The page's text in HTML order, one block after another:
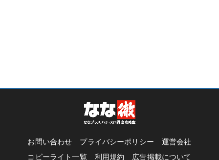
お問い合わせ プライバシーポリシー
運営会社
コピーライト一覧
利用規約 広告掲載について